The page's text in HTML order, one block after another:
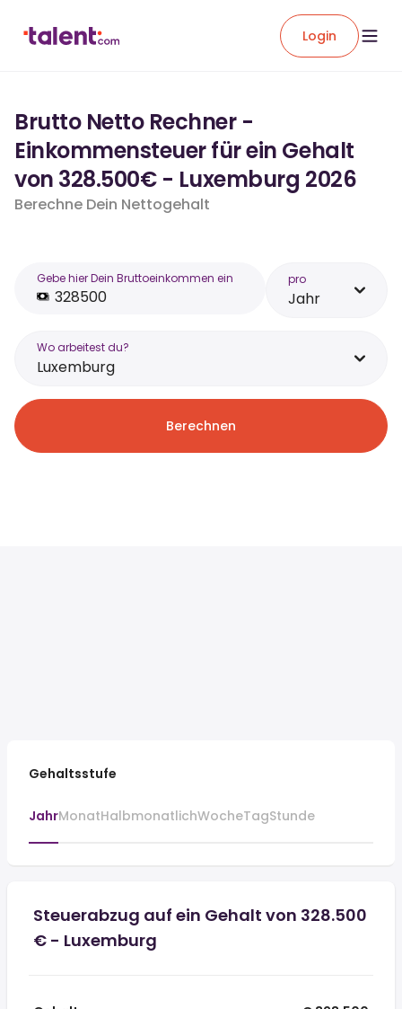
Login
Brutto Netto Rechner -
Einkommensteuer für ein Gehalt
von 328.500€ - Luxemburg 2026
Berechne Dein Nettogehalt
Gebe hier Dein Bruttoeinkommen ein pro
Jahr
Wo arbeitest du?
Luxemburg
Berechnen
Gehaltsstufe
JahrMonatHalbmonatlichWocheTagStunde
Steuerabzug auf ein Gehalt von 328.500
€ - Luxemburg